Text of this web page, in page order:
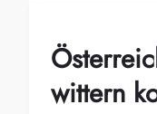
wittern